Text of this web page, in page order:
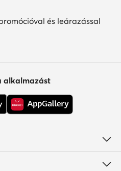
és leárazással
alkalmazást